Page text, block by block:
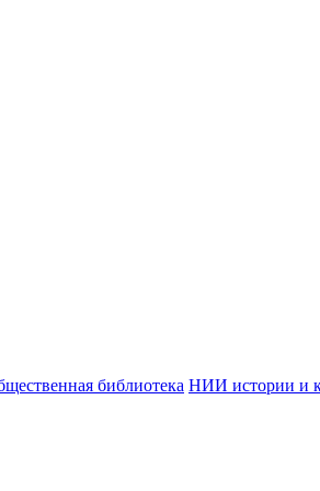
библиотека НИИ истории и